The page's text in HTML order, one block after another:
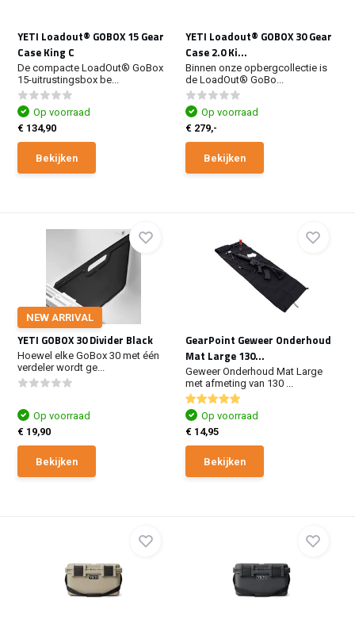
YETI Loadout® GOBOX 15 Gear
Case King C
De compacte LoadOut® GoBox
15-uitrustingsbox be...
Op voorraad
€ 134,90
Bekijken
YETI Loadout® GOBOX 30 Gear
Case 2.0 Ki...
Binnen onze opbergcollectie is
de LoadOut® GoBo...
Op voorraad
€ 279,-
Bekijken
NEW ARRIVAL
YETI GOBOX 30 Divider Black
Hoewel elke GoBox 30 met één
verdeler wordt ge...
Op voorraad
€ 19,90
Bekijken
GearPoint Geweer Onderhoud
Mat Large 130...
Geweer Onderhoud Mat Large
met afmeting van 130 ...
Op voorraad
€ 14,95
Bekijken